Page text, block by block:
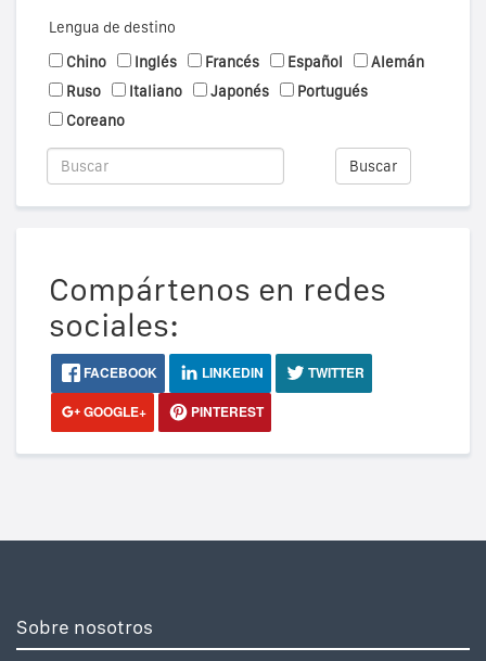
Lengua de destino
Chino
Inglés Francés Español
Alemán
Ruso
Italiano Japonés
Portugués
Coreano
Buscar
Compártenos en redes
sociales:
FACEBOOK LINKEDIN
TWITTER
GOOGLE+
PINTEREST
Sobre nosotros